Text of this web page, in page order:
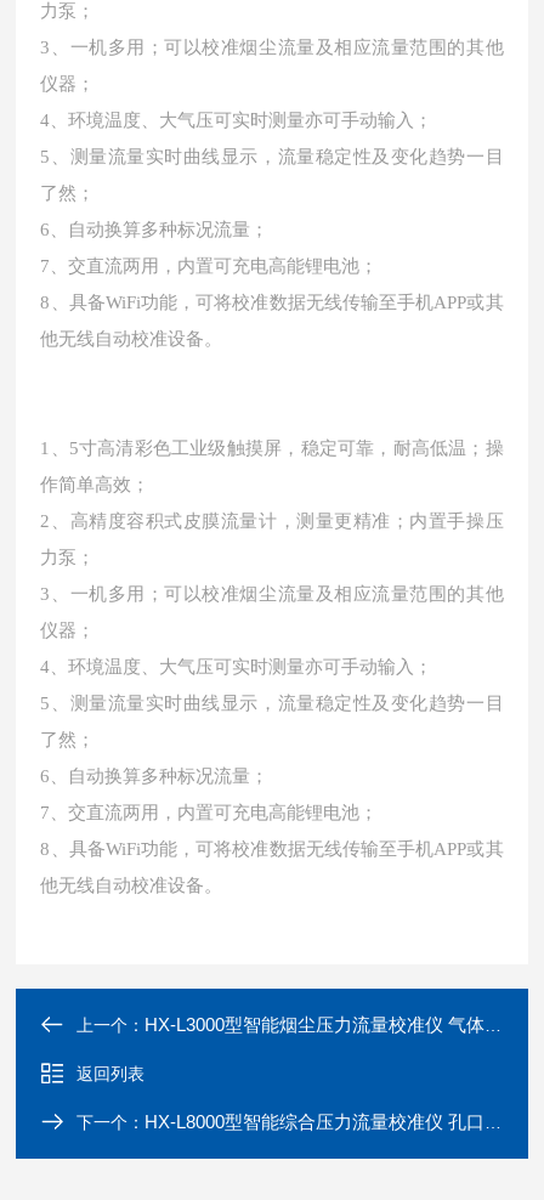
力泵；
3、一机多用；可以校准烟尘流量及相应流量范围的其他
仪器；
4、环境温度、大气压可实时测量亦可手动输入；
5、测量流量实时曲线显示，流量稳定性及变化趋势一目
了然；
6、自动换算多种标况流量；
7、交直流两用，内置可充电高能锂电池；
8、具备WiFi功能，可将校准数据无线传输至手机APP或其
他无线自动校准设备。
1、5寸高清彩色工业级触摸屏，稳定可靠，耐高低温；操
作简单高效；
2、高精度容积式皮膜流量计，测量更精准；内置手操压
力泵；
3、一机多用；可以校准烟尘流量及相应流量范围的其他
仪器；
4、环境温度、大气压可实时测量亦可手动输入；
5、测量流量实时曲线显示，流量稳定性及变化趋势一目
了然；
6、自动换算多种标况流量；
7、交直流两用，内置可充电高能锂电池；
8、具备WiFi功能，可将校准数据无线传输至手机APP或其
他无线自动校准设备。
上一个： HX-L3000型智能烟尘压力流量校准仪 气体容积式流量计
返回列表
下一个： HX-L8000型智能综合压力流量校准仪 孔口流量计法